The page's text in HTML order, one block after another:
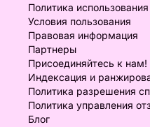
Политика
Условия пользования
Правовая информация
Партнеры
Присоединяйтесь к нам!
Индексация и
Политика разрешения
Политика управления
Блог